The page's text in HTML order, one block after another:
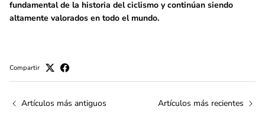
fundamental de la historia del ciclismo y continúan siendo
altamente valorados en todo el mundo.
Compartir
Artículos más antiguos Artículos más recientes